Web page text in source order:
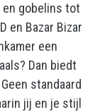
gobelins tot
en Bazar Bizar
een
Dan biedt
standaard
jij en je stijl